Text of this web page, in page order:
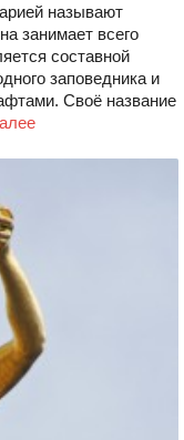
называют
занимает всего
составной
заповедника и
Своё название